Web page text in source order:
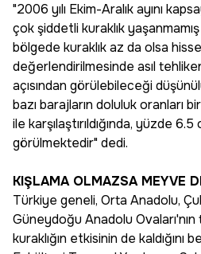
"2006 yılı Ekim-Aralık ayını
çok şiddetli kuraklık
bölgede kuraklık az da olsa
değerlendirilmesinde asıl
açısından görülebileceği
bazı barajların doluluk oranları
ile karşılaştırıldığında, yüzde
görülmektedir" dedi.
KIŞLAMA OLMAZSA MEYVE
Türkiye geneli, Orta Anadolu,
Güneydoğu Anadolu
kuraklığın etkisinin de kaldığını